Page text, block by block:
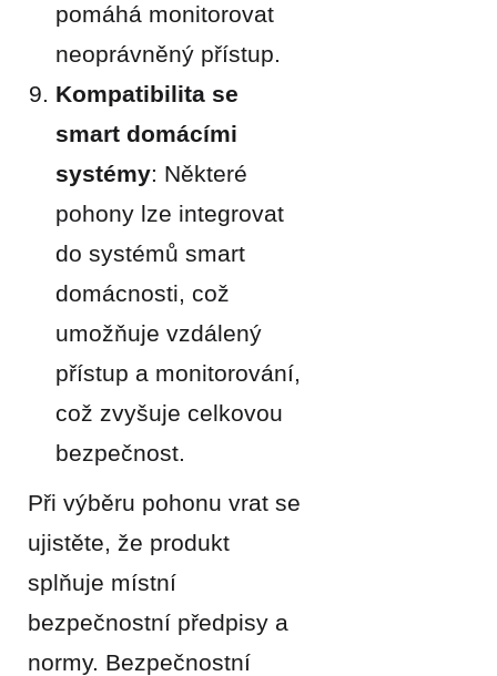
pomáhá monitorovat
neoprávněný přístup.
Kompatibilita se
smart domácími
systémy: Některé
pohony lze integrovat
do systémů smart
domácnosti, což
umožňuje vzdálený
přístup a monitorování,
což zvyšuje celkovou
bezpečnost.
Při výběru pohonu vrat se
ujistěte, že produkt
splňuje místní
bezpečnostní předpisy a
normy. Bezpečnostní